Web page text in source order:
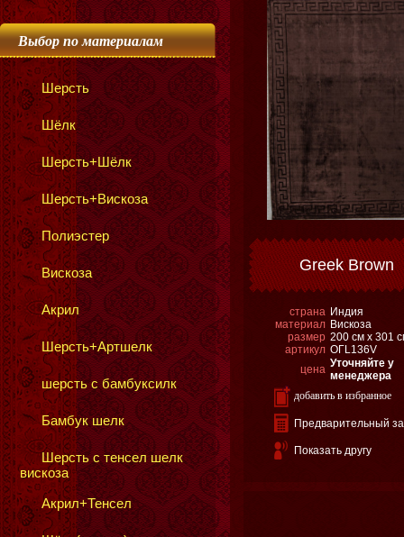
Выбор по материалам
Шерсть
Шёлк
Шерсть+Шёлк
Шерсть+Вискоза
Полиэстер
Вискоза
Акрил
Шерсть+Артшелк
шерсть с бамбуксилк
Бамбук шелк
Шерсть с тенсел шелк
вискоза
Акрил+Тенсел
Greek Brown
страна Индия
материал Вискоза
размер 200 см х 301
артикул ОГL136V
цена Уточняйте у
менеджера
добавить в избранное
Предварительный
Показать другу